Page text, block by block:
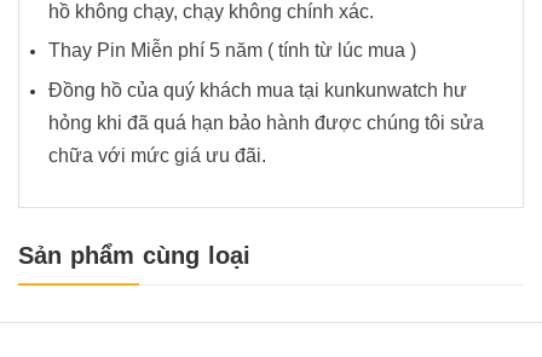
hồ không chạy, chạy không chính xác.
Thay Pin Miễn phí 5 năm ( tính từ lúc mua )
Đồng hồ của quý khách mua tại kunkunwatch hư
hỏng khi đã quá hạn bảo hành được chúng tôi sửa
chữa với mức giá ưu đãi.
Sản phẩm cùng loại